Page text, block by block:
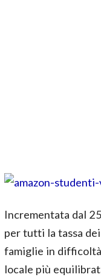
Incrementata dal
per tutti la tassa
famiglie in
locale più